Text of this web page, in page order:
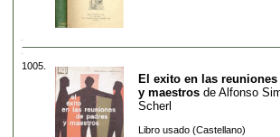
1005.
El exito en las reuniones
y maestros de Alfonso
Scherl
Libro usado (Castellano)